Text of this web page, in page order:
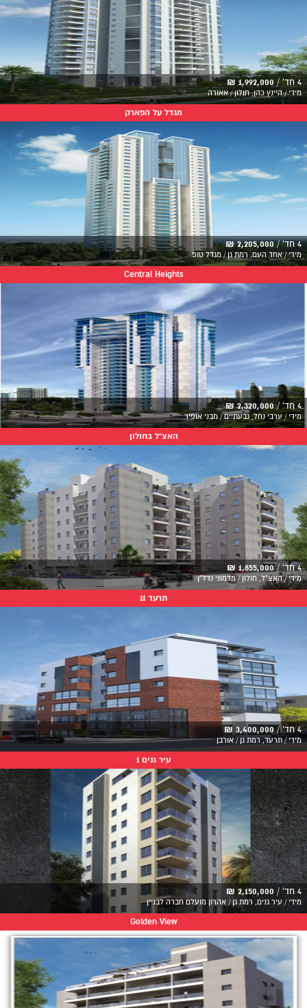
4 חד' / 1,992,000 ₪
מידי / היינץ כהן, חולון / אאורה
מגדל על הפארק
4 חד' / 2,205,000 ₪
מידי / אחד העם, רמת גן / מגדל טופ
Central Heights
4 חד' / 2,320,000 ₪
מידי / ערבי נחל, גבעתיים / מבני אופיר
האצ"ל בחולון
4 חד' / 1,855,000 ₪
מידי / האצ"ל, חולון / מדמוני נדל"ן
תרעד 11
4 חד' / 3,400,000 ₪
מידי / תרעד, רמת גן / אורבן
עיר גנים 1
4 חד' / 2,150,000 ₪
מידי / עיר גנים, רמת גן / אהרון מועלם חברה לבניין
Golden View